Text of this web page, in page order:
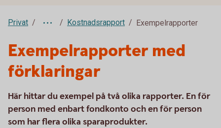
Privat Kostnadsrapport Exempelrapporter
Exempelrapporter med
förklaringar
Här hittar du exempel på två olika rapporter. En för
person med enbart fondkonto och en för person
som har flera olika sparaprodukter.